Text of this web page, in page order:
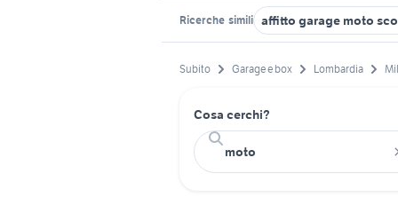
Ricerche simili affitto garage moto
Subito Garage e box Lombardia
Cosa cerchi?